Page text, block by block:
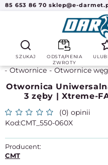
85 653 86 70 sklep@e-
SZUKAJ
ODSTĄPIENIA
ZWROTY
Otwornice Otwornice
Otwornica
3 zęby | Xtreme-
(0) opinii
CMT_550-060X
Producent:
CMT